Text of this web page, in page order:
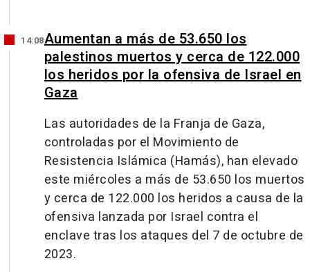
14:08Aumentan a más de 53.650 los
palestinos muertos y cerca de 122.000
los heridos por la ofensiva de Israel en
Gaza
Las autoridades de la Franja de Gaza,
controladas por el Movimiento de
Resistencia Islámica (Hamás), han elevado
este miércoles a más de 53.650 los muertos
y cerca de 122.000 los heridos a causa de la
ofensiva lanzada por Israel contra el
enclave tras los ataques del 7 de octubre de
2023.